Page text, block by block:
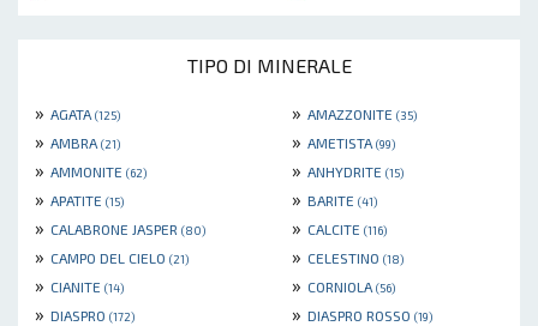
TIPO DI MINERALE
» AGATA (125) » AMAZZONITE (35)
» AMBRA (21) » AMETISTA (99)
» AMMONITE (62) » ANHYDRITE (15)
» APATITE (15) » BARITE (41)
» CALABRONE JASPER (80) » CALCITE (116)
» CAMPO DEL CIELO (21) » CELESTINO (18)
» CIANITE (14) » CORNIOLA (56)
» DIASPRO (172) » DIASPRO ROSSO (19)